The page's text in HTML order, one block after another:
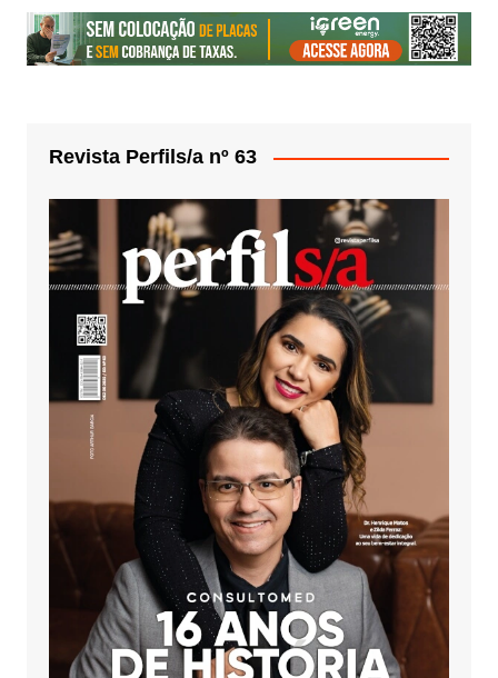
Revista Perfils/a nº 63